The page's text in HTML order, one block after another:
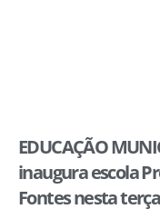
EDUCAÇÃO
inaugura escola
Fontes nesta terça